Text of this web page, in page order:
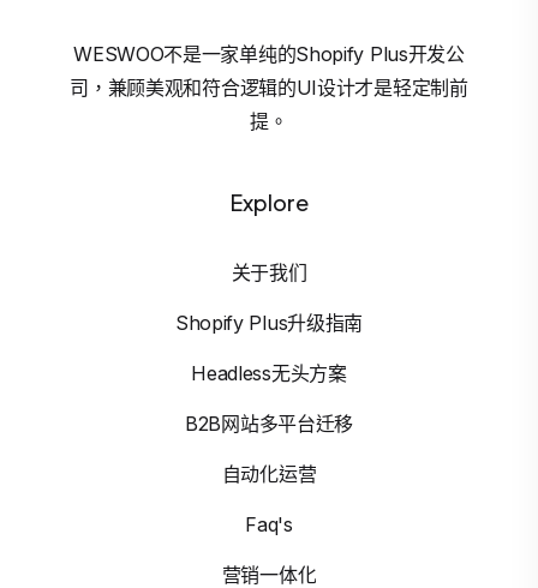
WESWOO不是一家单纯的Shopify Plus开发公
司，兼顾美观和符合逻辑的UI设计才是轻定制前
提。
Explore
关于我们
Shopify Plus升级指南
Headless无头方案
B2B网站多平台迁移
自动化运营
Faq's
营销一体化